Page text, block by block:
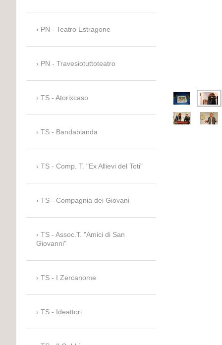
PN - Teatro Estragone
PN - Travesiotuttoteatro
TS - Atorixcaso
TS - Bandablanda
TS - Comp. T. "Ex Allievi del Toti"
TS - Compagnia dei Giovani
TS - Assoc.T. "Amici di San
Giovanni"
TS - I Zercanome
TS - Ideattori